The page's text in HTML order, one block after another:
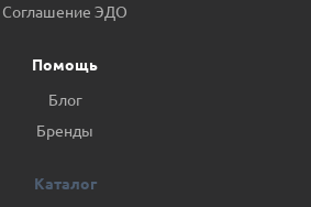
Соглашение ЭДО
Помощь
Блог
Бренды
Каталог